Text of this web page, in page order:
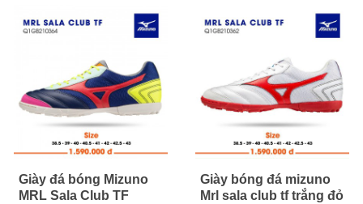
Giày đá bóng Mizuno
MRL Sala Club TF
Giày bóng đá mizuno
Mrl sala club tf trắng đỏ